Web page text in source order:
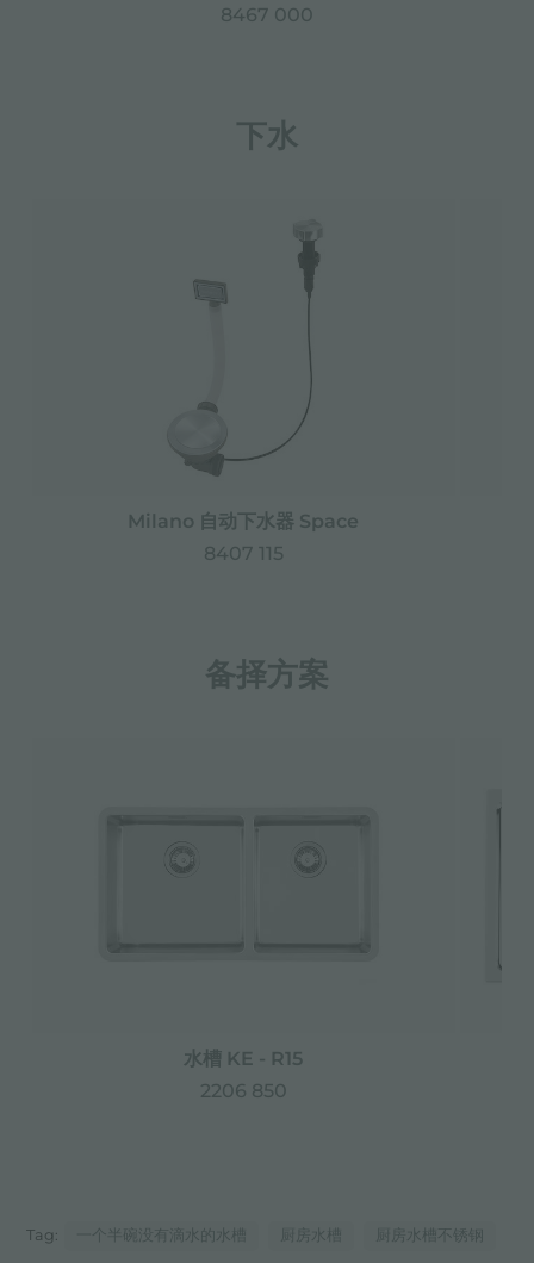
8467 000
下水
Milano 自动下水器 Space
8407 115
备择方案
水槽 KE - R15
2206 850
Tag: 一个半碗没有滴水的水槽 厨房水槽 厨房水槽不锈钢